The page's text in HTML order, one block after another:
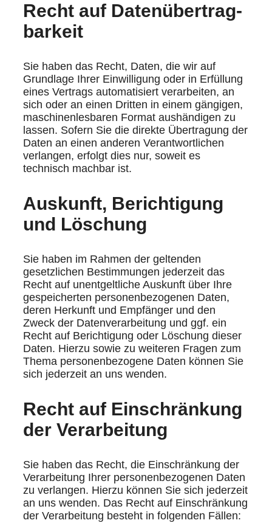
Recht auf Daten­übertrag­
barkeit
Sie haben das Recht, Daten, die wir auf
Grundlage Ihrer Einwilligung oder in Erfüllung
eines Vertrags automatisiert verarbeiten, an
sich oder an einen Dritten in einem gängigen,
maschinenlesbaren Format aushändigen zu
lassen. Sofern Sie die direkte Übertragung der
Daten an einen anderen Verantwortlichen
verlangen, erfolgt dies nur, soweit es
technisch machbar ist.
Auskunft, Berichtigung
und Löschung
Sie haben im Rahmen der geltenden
gesetzlichen Bestimmungen jederzeit das
Recht auf unentgeltliche Auskunft über Ihre
gespeicherten personenbezogenen Daten,
deren Herkunft und Empfänger und den
Zweck der Datenverarbeitung und ggf. ein
Recht auf Berichtigung oder Löschung dieser
Daten. Hierzu sowie zu weiteren Fragen zum
Thema personenbezogene Daten können Sie
sich jederzeit an uns wenden.
Recht auf Einschränkung
der Verarbeitung
Sie haben das Recht, die Einschränkung der
Verarbeitung Ihrer personenbezogenen Daten
zu verlangen. Hierzu können Sie sich jederzeit
an uns wenden. Das Recht auf Einschränkung
der Verarbeitung besteht in folgenden Fällen: